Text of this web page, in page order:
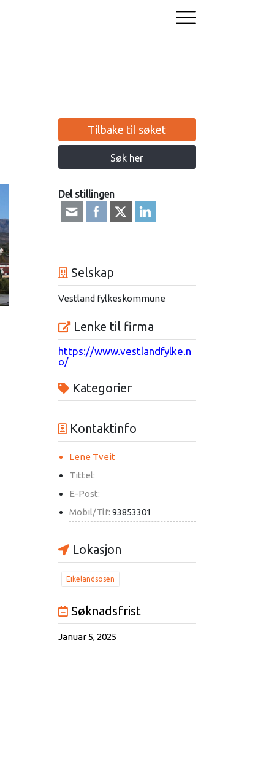
Tilbake til søket
Søk her
Del stillingen
Selskap
Vestland fylkeskommune
Lenke til firma
https://www.vestlandfylke.n
o/
Kategorier
Kontaktinfo
Lene Tveit
Tittel:
E-Post:
Mobil/Tlf: 93853301
Lokasjon
Eikelandsosen
Søknadsfrist
Januar 5, 2025